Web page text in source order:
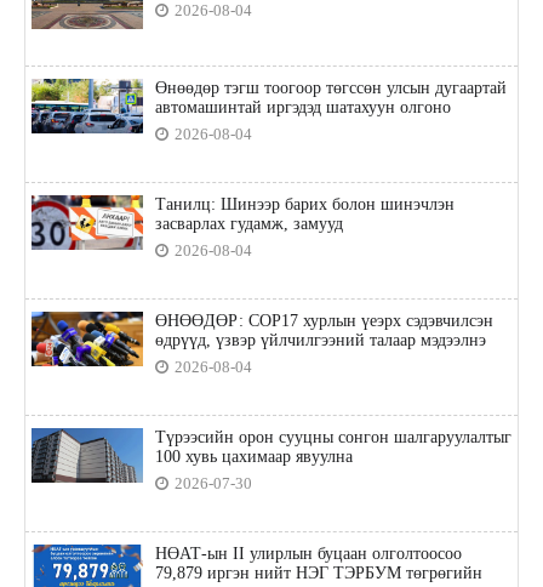
2026-08-04
Өнөөдөр тэгш тоогоор төгссөн улсын дугаартай
автомашинтай иргэдэд шатахуун олгоно
2026-08-04
Танилц: Шинээр барих болон шинэчлэн
засварлах гудамж, замууд
2026-08-04
ӨНӨӨДӨР: COP17 хурлын үеэрх сэдэвчилсэн
өдрүүд, үзвэр үйлчилгээний талаар мэдээлнэ
2026-08-04
Түрээсийн орон сууцны сонгон шалгаруулалтыг
100 хувь цахимаар явуулна
2026-07-30
НӨАТ-ын II улирлын буцаан олголтоосоо
79,879 иргэн нийт НЭГ ТЭРБУМ төгрөгийн